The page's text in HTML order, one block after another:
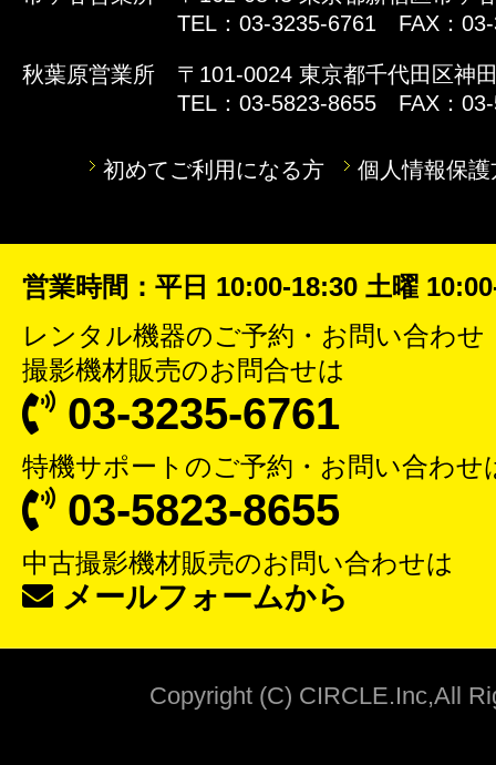
TEL：03-3235-6761 FAX：
秋葉原営業所
〒101-0024 東京都千代田区神
TEL：03-5823-8655 FAX：
初めてご利用になる方 個人情報保護
営業時間：平日 10:00-18:30 土曜
レンタル機器のご予約・お問い合わせ
撮影機材販売のお問合せは
03-3235-6761
特機サポート のご予約・お問い合わせ
03-5823-8655
中古撮影機材販売のお問い合わせは
メールフォームから
Copyright (C) CIRCLE.Inc,All